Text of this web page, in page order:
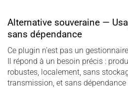
Alternative souveraine —
sans dépendance
Ce plugin n’est pas un
Il répond à un besoin précis :
robustes, localement, sans
transmission, et sans dépendance